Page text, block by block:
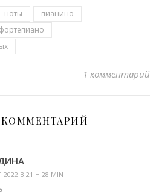
ноты
пианино
фортепиано
1 комментарий
В 21 H 28 MIN